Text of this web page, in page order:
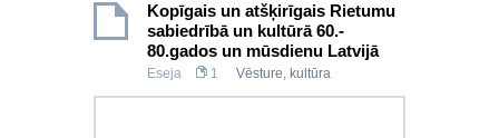
Kopīgais un atšķirīgais Rietumu
sabiedrībā un kultūrā 60.-
80.gados un mūsdienu Latvijā
Eseja 1 Vēsture, kultūra